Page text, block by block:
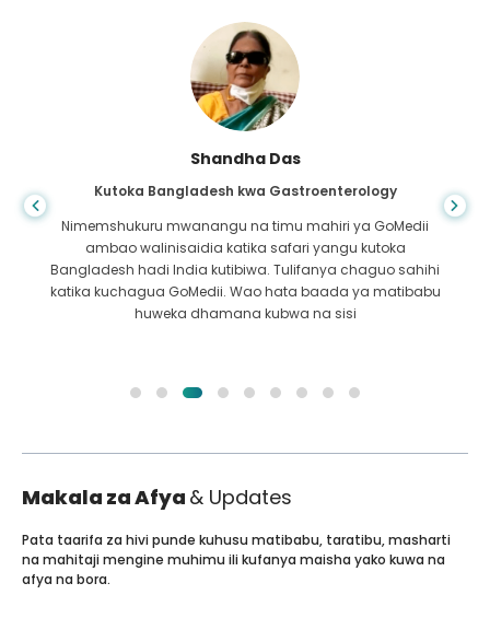
Shandha Das
Kutoka Bangladesh kwa Gastroenterology
Nimemshukuru mwanangu na timu mahiri ya GoMedii
ambao walinisaidia katika safari yangu kutoka
Bangladesh hadi India kutibiwa. Tulifanya chaguo sahihi
katika kuchagua GoMedii. Wao hata baada ya matibabu
huweka dhamana kubwa na sisi
Makala za Afya & Updates
Pata taarifa za hivi punde kuhusu matibabu, taratibu, masharti
na mahitaji mengine muhimu ili kufanya maisha yako kuwa na
afya na bora.